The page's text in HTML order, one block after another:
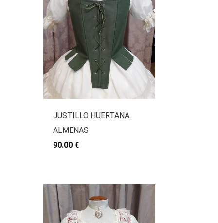
JUSTILLO HUERTANA
ALMENAS
90.00 €